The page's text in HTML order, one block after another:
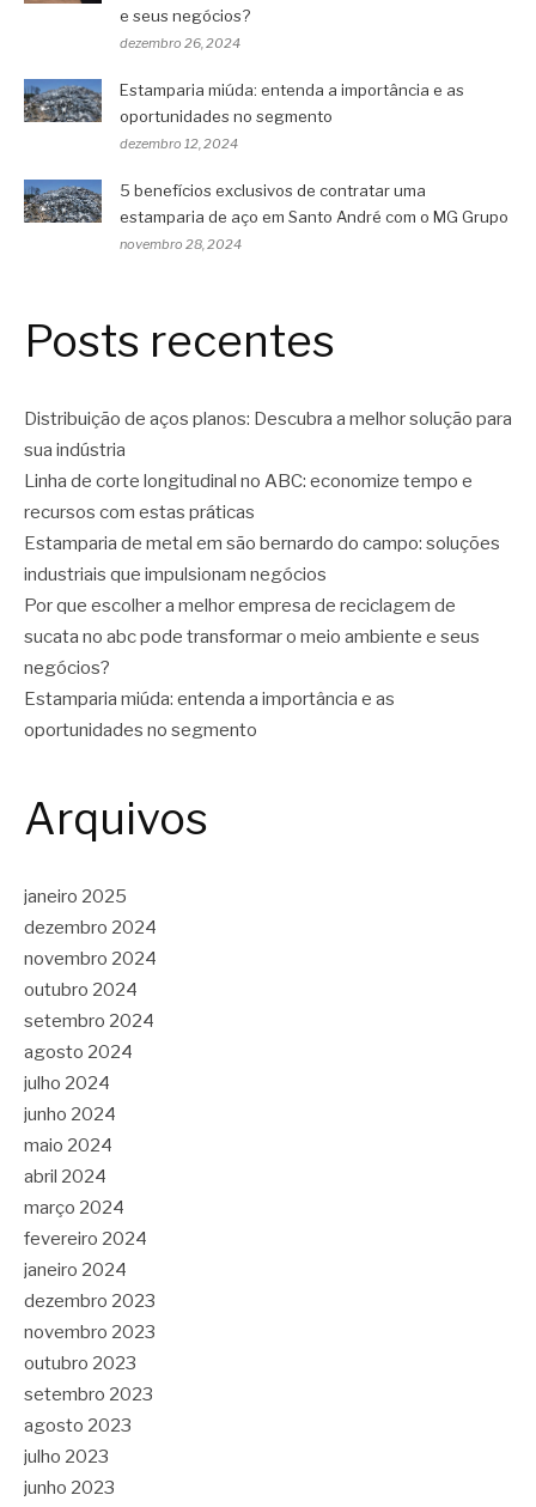
e seus negócios?
dezembro 26, 2024
Estamparia miúda: entenda a importância e as
oportunidades no segmento
dezembro 12, 2024
5 benefícios exclusivos de contratar uma
estamparia de aço em Santo André com o MG Grupo
novembro 28, 2024
Posts recentes
Distribuição de aços planos: Descubra a melhor solução para
sua indústria
Linha de corte longitudinal no ABC: economize tempo e
recursos com estas práticas
Estamparia de metal em são bernardo do campo: soluções
industriais que impulsionam negócios
Por que escolher a melhor empresa de reciclagem de
sucata no abc pode transformar o meio ambiente e seus
negócios?
Estamparia miúda: entenda a importância e as
oportunidades no segmento
Arquivos
janeiro 2025
dezembro 2024
novembro 2024
outubro 2024
setembro 2024
agosto 2024
julho 2024
junho 2024
maio 2024
abril 2024
março 2024
fevereiro 2024
janeiro 2024
dezembro 2023
novembro 2023
outubro 2023
setembro 2023
agosto 2023
julho 2023
junho 2023